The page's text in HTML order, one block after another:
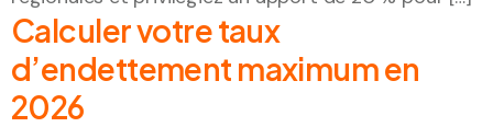
Calculer votre taux
d’endettement maximum en
2026